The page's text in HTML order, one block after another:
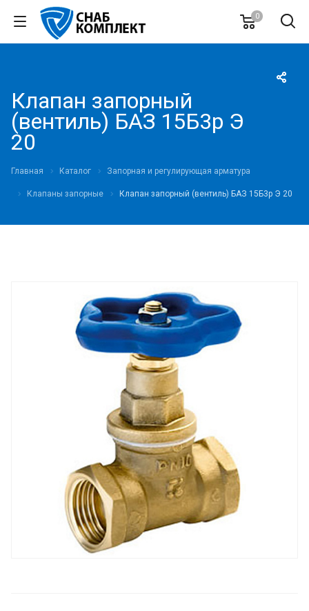
0
Клапан запорный
(вентиль) БАЗ 15Б3р Э
20
Главная Каталог Запорная и регулирующая арматура
Клапаны запорные Клапан запорный (вентиль) БАЗ 15Б3р Э 20